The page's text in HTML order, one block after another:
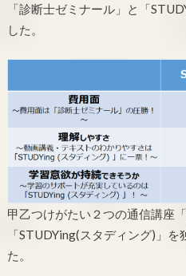
「診断士ゼミナール」と「
した。
甲乙つけがたい２つの通信講座
「STUDYing(スタディング)」
た。